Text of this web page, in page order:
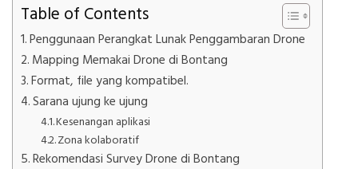
Table of Contents
Penggunaan Perangkat Lunak Penggambaran Drone
Mapping Memakai Drone di Bontang
Format, file yang kompatibel.
Sarana ujung ke ujung
Kesenangan aplikasi
Zona kolaboratif
Rekomendasi Survey Drone di Bontang